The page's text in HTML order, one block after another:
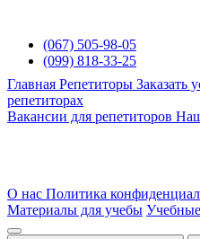
(067) 505-98-05
(099) 818-33-25
Главная Репетиторы Заказать
репетиторах
Вакансии для репетиторов
О нас Политика
Материалы для учебы Учебные